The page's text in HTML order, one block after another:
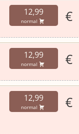
12,99
normal €
12,99
normal €
12,99
normal €